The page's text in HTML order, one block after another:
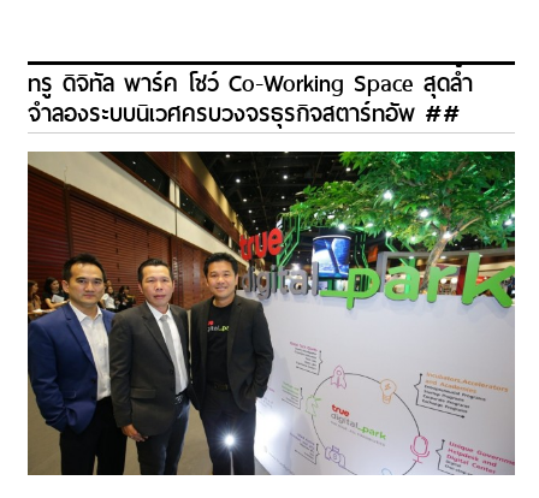
ทรู ดิจิทัล พาร์ค โชว์ Co-Working Space สุดล้ำ
จำลองระบบนิเวศครบวงจรธุรกิจสตาร์ทอัพ ##